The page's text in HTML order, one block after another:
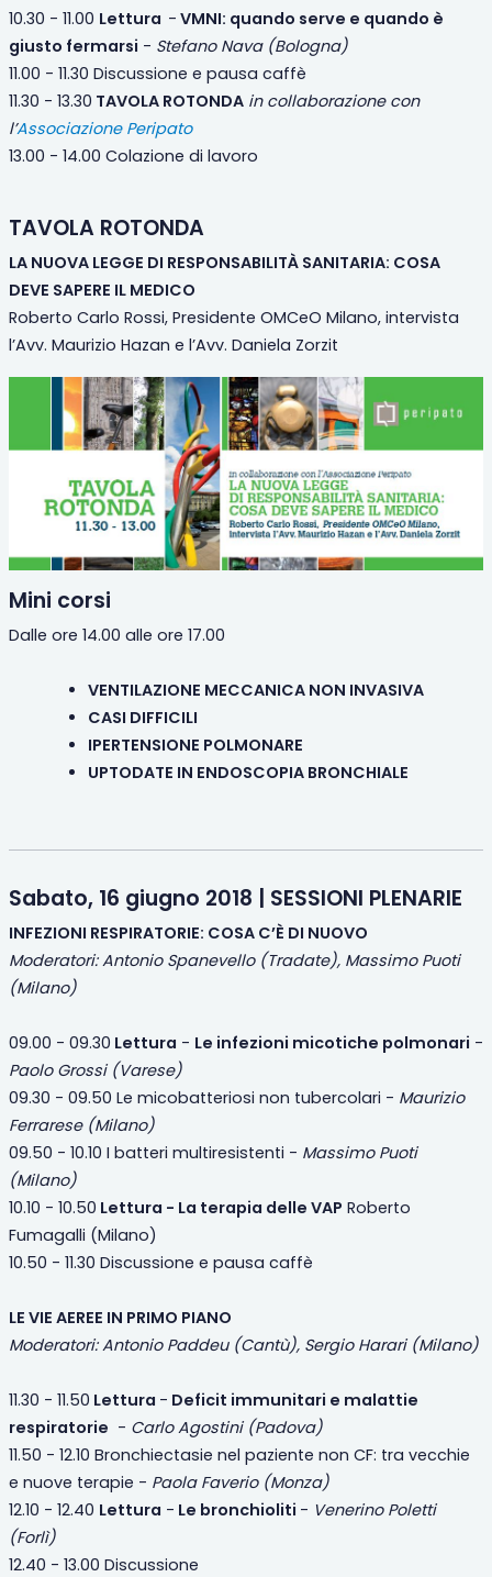
10.30 - 11.00 Lettura - VMNI: quando serve e quando è
giusto fermarsi - Stefano Nava (Bologna)
11.00 - 11.30 Discussione e pausa caffè
11.30 - 13.30 TAVOLA ROTONDA in collaborazione con
l’Associazione Peripato
13.00 - 14.00 Colazione di lavoro
TAVOLA ROTONDA
LA NUOVA LEGGE DI RESPONSABILITÀ SANITARIA: COSA
DEVE SAPERE IL MEDICO
Roberto Carlo Rossi, Presidente OMCeO Milano, intervista
l’Avv. Maurizio Hazan e l’Avv. Daniela Zorzit
Mini corsi
Dalle ore 14.00 alle ore 17.00
VENTILAZIONE MECCANICA NON INVASIVA
CASI DIFFICILI
IPERTENSIONE POLMONARE
UPTODATE IN ENDOSCOPIA BRONCHIALE
Sabato, 16 giugno 2018 | SESSIONI PLENARIE
INFEZIONI RESPIRATORIE: COSA C’È DI NUOVO
Moderatori: Antonio Spanevello (Tradate), Massimo Puoti
(Milano)
09.00 - 09.30 Lettura - Le infezioni micotiche polmonari -
Paolo Grossi (Varese)
09.30 - 09.50 Le micobatteriosi non tubercolari - Maurizio
Ferrarese (Milano)
09.50 - 10.10 I batteri multiresistenti - Massimo Puoti
(Milano)
10.10 - 10.50 Lettura - La terapia delle VAP Roberto
Fumagalli (Milano)
10.50 - 11.30 Discussione e pausa caffè
LE VIE AEREE IN PRIMO PIANO
Moderatori: Antonio Paddeu (Cantù), Sergio Harari (Milano)
11.30 - 11.50 Lettura - Deficit immunitari e malattie
respiratorie - Carlo Agostini (Padova)
11.50 - 12.10 Bronchiectasie nel paziente non CF: tra vecchie
e nuove terapie - Paola Faverio (Monza)
12.10 - 12.40 Lettura - Le bronchioliti - Venerino Poletti
(Forlì)
12.40 - 13.00 Discussione